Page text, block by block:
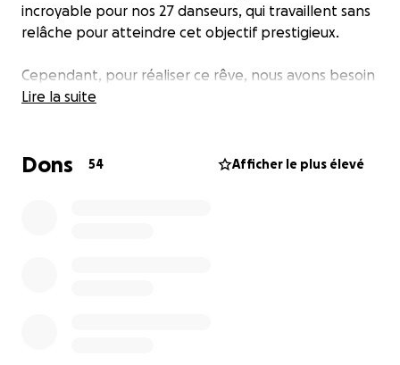
incroyable pour nos 27 danseurs, qui travaillent sans
relâche pour atteindre cet objectif prestigieux.
Cependant, pour réaliser ce rêve, nous avons besoin
de votre soutien. Les coûts pour le transport,
aidez non seulement une équipe talentueuse à se
Lire la suite
Dons 54 Afficher le plus élevé